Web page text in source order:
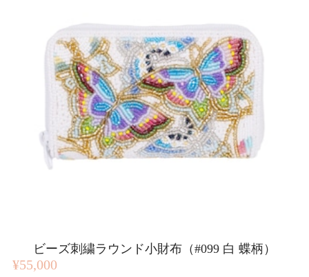
ビーズ刺繍ラウンド小財布（#099 白 蝶柄）
¥55,000